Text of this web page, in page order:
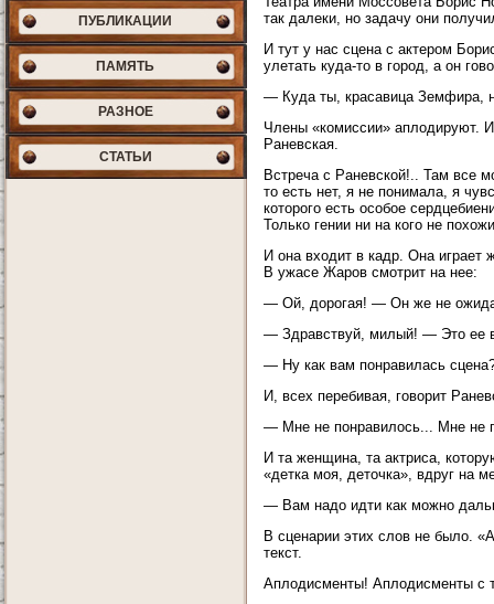
ПУБЛИКАЦИИ
ПАМЯТЬ
РАЗНОЕ
СТАТЬИ
так далеки, но задачу они
И тут у нас сцена с актером
улетать куда-то в город, а он
— Куда ты, красавица Земфира,
Члены «комиссии» аплодируют.
Раневская.
Встреча с Раневской!.. Там все
то есть нет, я не понимала, я
которого есть особое
Только гении ни на кого не
И она входит в кадр. Она играет
В ужасе Жаров смотрит на нее:
— Ой, дорогая! — Он же не
— Здравствуй, милый! — Это ее
— Ну как вам понравилась
И, всех перебивая, говорит
— Мне не понравилось... Мне не
И та женщина, та актриса,
«детка моя, деточка», вдруг на
— Вам надо идти как можно
В сценарии этих слов не было.
текст.
Аплодисменты! Аплодисменты с